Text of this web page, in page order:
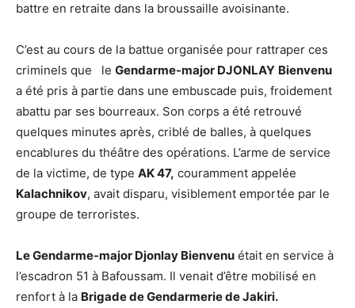
battre en retraite dans la broussaille avoisinante.
C’est au cours de la battue organisée pour rattraper ces
criminels que le Gendarme-major DJONLAY Bienvenu
a été pris à partie dans une embuscade puis, froidement
abattu par ses bourreaux. Son corps a été retrouvé
quelques minutes après, criblé de balles, à quelques
encablures du théâtre des opérations. L’arme de service
de la victime, de type AK 47, couramment appelée
Kalachnikov, avait disparu, visiblement emportée par le
groupe de terroristes.
Le Gendarme-major Djonlay Bienvenu était en service à
l’escadron 51 à Bafoussam. Il venait d’être mobilisé en
renfort à la Brigade de Gendarmerie de Jakiri.